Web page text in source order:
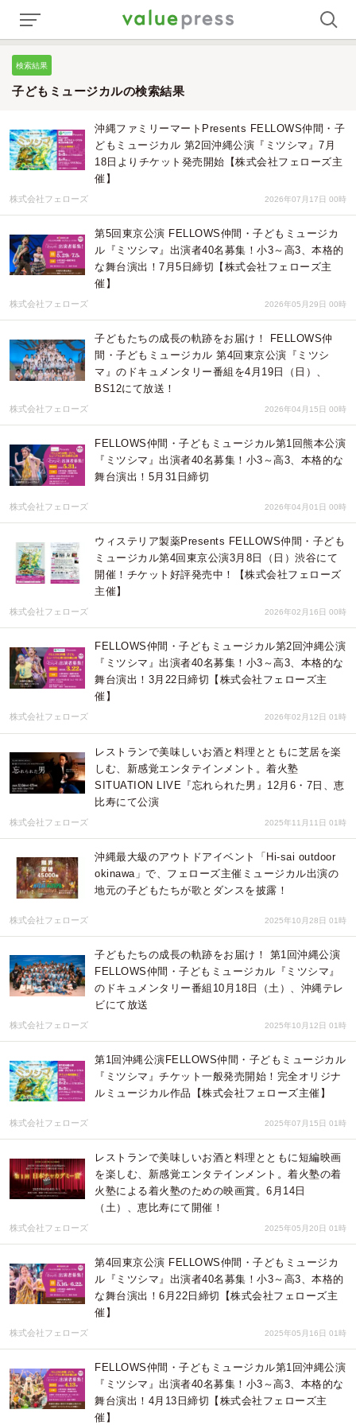
検索結果
子どもミュージカルの検索結果
沖縄ファミリーマートPresents FELLOWS仲間・子
どもミュージカル 第2回沖縄公演『ミツシマ』7月
18日よりチケット発売開始【株式会社フェローズ主
催】
株式会社フェローズ 2026年07月17日 00時
第5回東京公演 FELLOWS仲間・子どもミュージカ
ル『ミツシマ』出演者40名募集！小3～高3、本格的
な舞台演出！7月5日締切【株式会社フェローズ主
催】
株式会社フェローズ 2026年05月29日 00時
子どもたちの成長の軌跡をお届け！ FELLOWS仲
間・子どもミュージカル 第4回東京公演『ミツシ
マ』のドキュメンタリー番組を4月19日（日）、
BS12にて放送！
株式会社フェローズ 2026年04月15日 00時
FELLOWS仲間・子どもミュージカル第1回熊本公演
『ミツシマ』出演者40名募集！小3～高3、本格的な
舞台演出！5月31日締切
株式会社フェローズ 2026年04月01日 00時
ウィステリア製薬Presents FELLOWS仲間・子ども
ミュージカル第4回東京公演3月8日（日）渋谷にて
開催！チケット好評発売中！【株式会社フェローズ
主催】
株式会社フェローズ 2026年02月16日 00時
FELLOWS仲間・子どもミュージカル第2回沖縄公演
『ミツシマ』出演者40名募集！小3～高3、本格的な
舞台演出！3月22日締切【株式会社フェローズ主
催】
株式会社フェローズ 2026年02月12日 01時
レストランで美味しいお酒と料理とともに芝居を楽
しむ、新感覚エンタテインメント。着火塾
SITUATION LIVE『忘れられた男』12月6・7日、恵
比寿にて公演
株式会社フェローズ 2025年11月11日 01時
沖縄最大級のアウトドアイベント「Hi-sai outdoor
okinawa」で、フェローズ主催ミュージカル出演の
地元の子どもたちが歌とダンスを披露！
株式会社フェローズ 2025年10月28日 01時
子どもたちの成長の軌跡をお届け！ 第1回沖縄公演
FELLOWS仲間・子どもミュージカル『ミツシマ』
のドキュメンタリー番組10月18日（土）、沖縄テレ
ビにて放送
株式会社フェローズ 2025年10月12日 01時
第1回沖縄公演FELLOWS仲間・子どもミュージカル
『ミツシマ』チケット一般発売開始！完全オリジナ
ルミュージカル作品【株式会社フェローズ主催】
株式会社フェローズ 2025年07月15日 01時
レストランで美味しいお酒と料理とともに短編映画
を楽しむ、新感覚エンタテインメント。着火塾の着
火塾による着火塾のための映画賞。6月14日
（土）、恵比寿にて開催！
株式会社フェローズ 2025年05月20日 01時
第4回東京公演 FELLOWS仲間・子どもミュージカ
ル『ミツシマ』出演者40名募集！小3～高3、本格的
な舞台演出！6月22日締切【株式会社フェローズ主
催】
株式会社フェローズ 2025年05月16日 01時
FELLOWS仲間・子どもミュージカル第1回沖縄公演
『ミツシマ』出演者40名募集！小3～高3、本格的な
舞台演出！4月13日締切【株式会社フェローズ主
催】